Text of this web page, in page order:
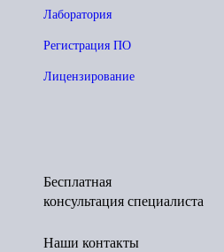
Лаборатория
Регистрация ПО
Лицензирование
Бесплатная
консультация специалиста
Наши контакты